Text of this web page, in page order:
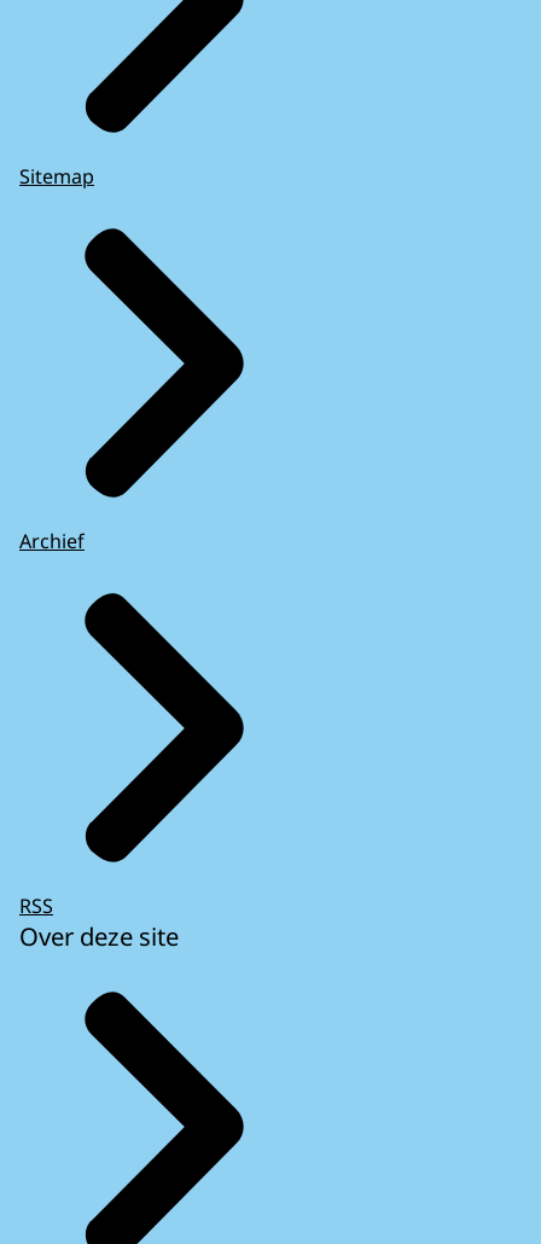
Sitemap
Archief
RSS
Over deze site